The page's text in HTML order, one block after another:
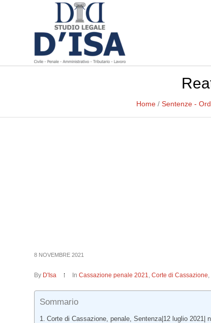
Home / Sentenze -
8 NOVEMBRE 2021
By D'Isa InCassazione penale 2021,Corte di Cassazione,
Sommario
Corte di Cassazione, penale, Sentenza|12 luglio 2021|